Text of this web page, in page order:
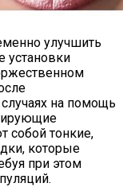
улучшить
установки
на помощь
собой тонкие,
которые
при этом